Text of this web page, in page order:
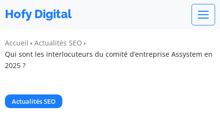
Hofy Digital
Accueil
Actualités SEO
Qui sont les interlocuteurs du comité d’entreprise Assystem en
2025 ?
Actualités SEO